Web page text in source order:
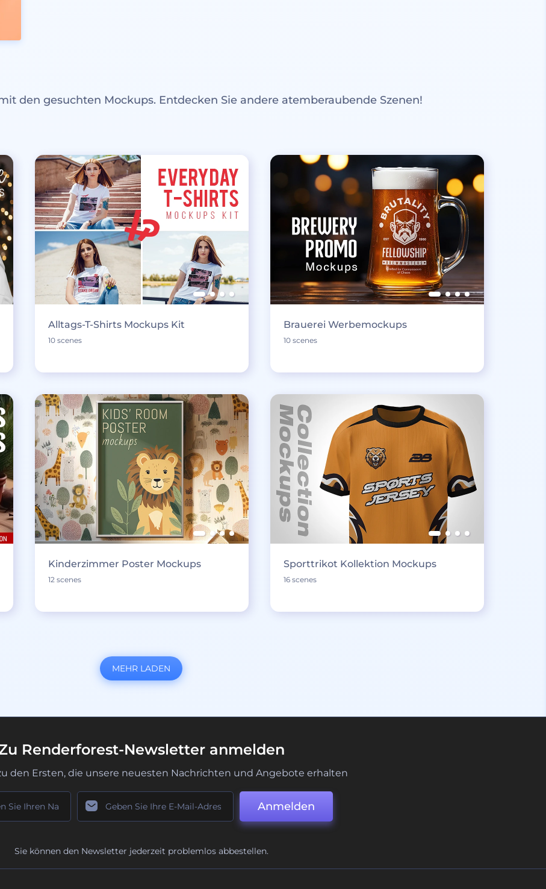
den gesuchten Mockups. Entdecken Sie andere atemberaubende Szenen!
Alltags-T-Shirts Mockups Kit
10 scenes
Brauerei Werbemockups
10 scenes
Kinderzimmer Poster Mockups
12 scenes
Sporttrikot Kollektion Mockups
16 scenes
MEHR LADEN
Renderforest-Newsletter anmelden
den Ersten, die unsere neuesten Nachrichten und Angebote erhalten
Anmelden
Sie können den Newsletter jederzeit problemlos abbestellen.